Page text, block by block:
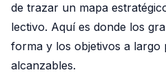
de trazar un mapa
lectivo. Aquí es donde los
forma y los objetivos a largo
alcanzables.